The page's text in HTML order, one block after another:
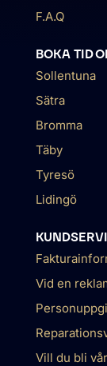
F.A.Q
BOKA TID
Sollentuna
Sätra
Bromma
Täby
Tyresö
Lidingö
Vid en
Vill du bli